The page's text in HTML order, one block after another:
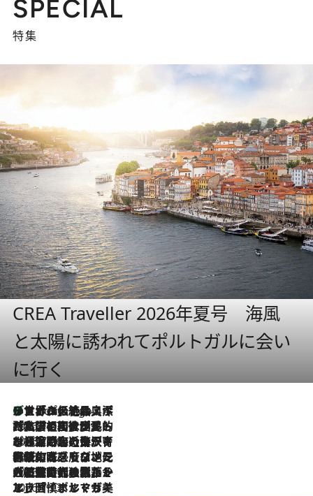
SPECIAL
特集
CREA Traveller 2026年夏号 海風
と太陽に誘われてポルトガルに会い
に行く
4 Hours Ago
リスボンの絶品スイーツ「パステル・デ・ナタ」とは？ポルトガル伝統の奥深い世界へ
2026.7.27
「私の祖国はポルトガル語です」国民的詩人フェルナンド・ペソアと、彼が愛した文学の街を歩く
2026.7.26
ポルトガル近海が育む極上の海の幸。キリリと冷えた白ワインと愉しむ、シーフード専門店の贅沢
2026.7.22
伝統の味をモダンに昇華。高感度な地元客が集う、リスボンの最旬ガストロノミー
2026.7.21
大航海時代の栄華から、震災、独裁、そして革命へ。ポルトガル・首都リスボンの石畳に刻まれた「歴史の光と影」
2026.7.13
エッセイ・ヤマザキマリ「慎ましくも美しき国 ポルトガル」